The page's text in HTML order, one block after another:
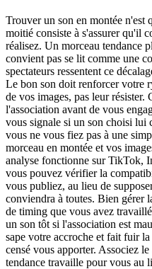
Trouver un son en montée
moitié consiste à s'assurer qu'il
réalisez. Un morceau tendance
convient pas se lit comme une
spectateurs ressentent ce
Le bon son doit renforcer votre
de vos images, pas leur résister.
l'association avant de vous
vous signale si un son choisi lui
vous ne vous fiez pas à une
morceau en montée et vos
analyse fonctionne sur TikTok,
vous pouvez vérifier la
vous publiez, au lieu de
conviendra à toutes. Bien gérer
de timing que vous avez
un son tôt si l'association est
sape votre accroche et fait fuir
censé vous apporter. Associez
tendance travaille pour vous au